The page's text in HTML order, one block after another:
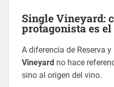
Single Vineyard:
protagonista es
A diferencia de Reserva y
Vineyard no hace
sino al origen del vino.